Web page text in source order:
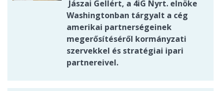
Jászai Gellért, a 4iG Nyrt. elnöke
Washingtonban tárgyalt a cég
amerikai partnerségeinek
megerősítéséről kormányzati
szervekkel és stratégiai ipari
partnereivel.